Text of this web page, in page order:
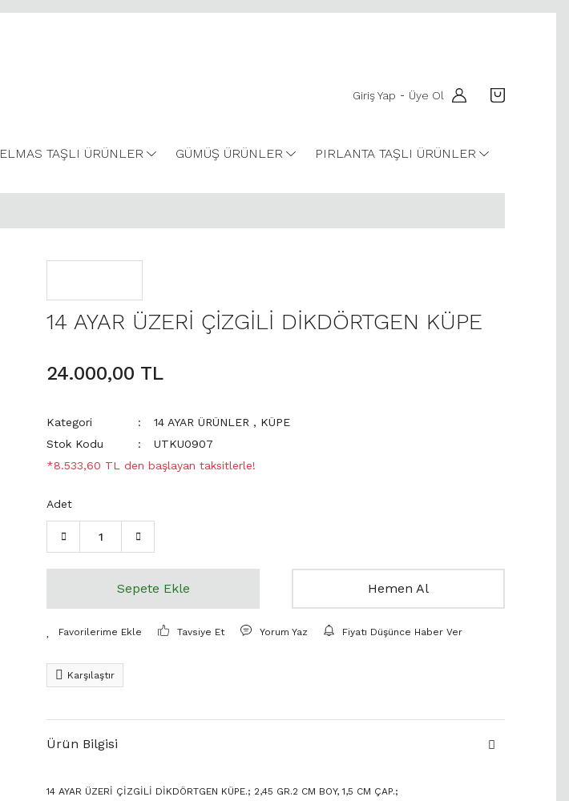
Giriş Yap - Üye Ol
ELMAS TAŞLI ÜRÜNLER GÜMÜŞ ÜRÜNLER PIRLANTA TAŞLI ÜRÜNLER
14 AYAR ÜZERİ ÇİZGİLİ DİKDÖRTGEN KÜPE
24.000,00 TL
Kategori 14 AYAR ÜRÜNLER , KÜPE
Stok Kodu
UTKU0907
*8.533,60 TL den başlayan taksitlerle!
Adet
Sepete Ekle Hemen Al
Tavsiye Et Yorum Yaz Fiyatı Düşünce Haber Ver
Karşılaştır
Ürün Bilgisi
14 AYAR ÜZERİ ÇİZGİLİ DİKDÖRTGEN KÜPE.; 2,45 GR.2 CM BOY, 1,5 CM ÇAP.;